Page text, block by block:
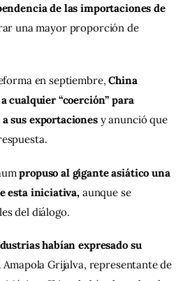
de las importaciones de
una mayor proporción de
en septiembre, China
cualquier “coerción” para
sus exportaciones y anunció que
propuso al gigante asiático una
esta iniciativa, aunque se
del diálogo.
habían expresado su
Amapola Grijalva, representante de